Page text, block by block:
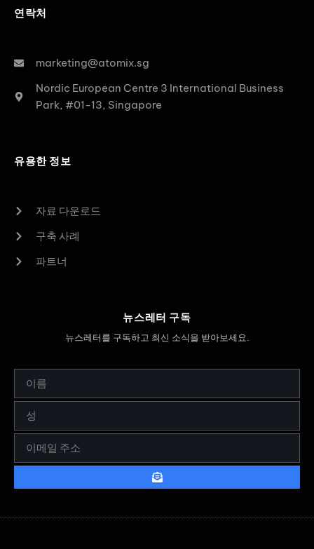
연락처
marketing@atomix.sg
Nordic European Centre 3 International Business
Park, #01-13, Singapore
유용한 정보
자료 다운로드
구축 사례
파트너
뉴스레터 구독
뉴스레터를 구독하고 최신 소식을 받아보세요.